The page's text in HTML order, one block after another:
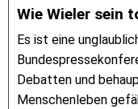
Wie Wieler sein
Es ist eine
Debatten und
Menschenleben